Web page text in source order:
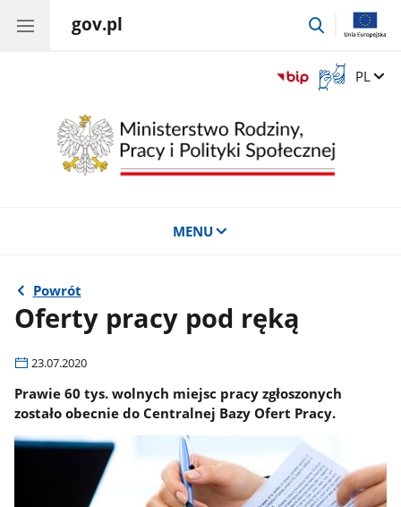
gov.pl
przejdź
Otwórz
okno
języka
migowego
Zmień
PL
MENU
Powrót
Oferty pracy pod ręką
23.07.2020
Prawie 60 tys. wolnych miejsc pracy zgłoszonych
zostało obecnie do Centralnej Bazy Ofert Pracy.